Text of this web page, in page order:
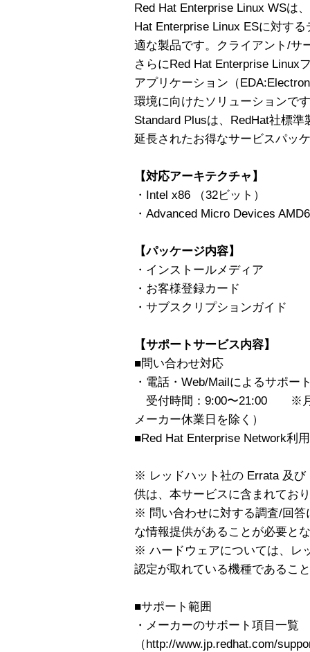
Red Hat Enterprise Linux WSは
Hat Enterprise Linux ESに対す
適な製品です。クライアント/サ
さらにRed Hat Enterprise Linux
アプリケーション（
環境に向けたソリューションで
Standard Plusは、RedHat社標
延長されたお得なサービスパッ
【対応アーキテクチャ】
・Intel x86 （32ビット）
・Advanced Micro Devices
【パッケージ内容】
・インストールメディア
・お客様登録カード
・サブスクリプションガイド
【サポートサービス内容】
■問い合わせ対応
・電話・Web/Mailによるサポー
受付時間：9:00〜21:00 ※月
メーカー休業日を除く）
■Red Hat Enterprise Network利
※ レッドハット社の Errata 及び
供は、本サービスに含まれてお
※ 問い合わせに対する調査/回答
な情報提供があることが必要と
※ ハードウェアについては、レ
認定が取れている機種であるこ
■サポート範囲
・メーカーのサポート項目一覧
（http://www.jp.redhat.com/